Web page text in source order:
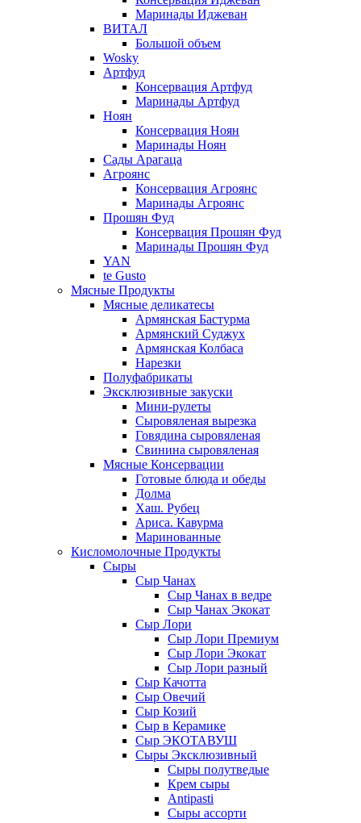
Маринады Иджеван
ВИТАЛ
Большой объем
Wosky
Артфуд
Консервация Артфуд
Маринады Артфуд
Ноян
Консервация Ноян
Маринады Ноян
Сады Арагаца
Агроянс
Консервация Агроянс
Маринады Агроянс
Прошян Фуд
Консервация Прошян Фуд
Маринады Прошян Фуд
YAN
te Gusto
Мясные Продукты
Мясные деликатесы
Армянская Бастурма
Армянский Суджух
Армянская Колбаса
Нарезки
Полуфабрикаты
Эксклюзивные закуски
Мини-рулеты
Сыровяленая вырезка
Говядина сыровяленая
Свинина сыровяленая
Мясные Консервации
Готовые блюда и обеды
Долма
Хаш. Рубец
Ариса. Кавурма
Маринованные
Кисломолочные Продукты
Сыры
Сыр Чанах
Сыр Чанах в ведре
Сыр Чанах Экокат
Сыр Лори
Сыр Лори Премиум
Сыр Лори Экокат
Сыр Лори разный
Сыр Качотта
Сыр Овечий
Сыр Козий
Сыр в Керамике
Сыр ЭКОТАВУШ
Сыры Эксклюзивный
Сыры полутведые
Крем сыры
Antipasti
Сыры ассорти